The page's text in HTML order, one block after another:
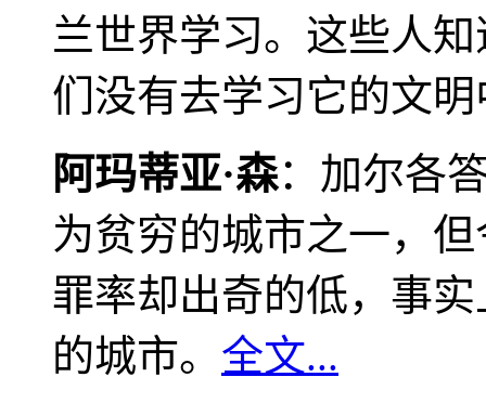
兰世界学习。这些人
们没有去学习它的文
阿玛蒂亚·森：加尔各
为贫穷的城市之一，
罪率却出奇的低，事
的城市。 全文...